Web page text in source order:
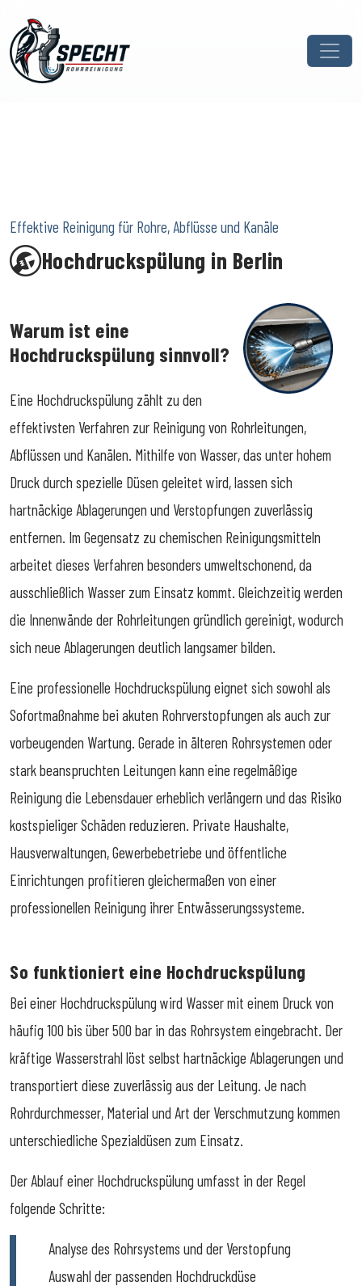
Effektive Reinigung für Rohre, Abflüsse und Kanäle
Hochdruckspülung in Berlin
Warum ist eine
Hochdruckspülung sinnvoll?
Eine Hochdruckspülung zählt zu den
effektivsten Verfahren zur Reinigung von Rohrleitungen,
Abflüssen und Kanälen. Mithilfe von Wasser, das unter hohem
Druck durch spezielle Düsen geleitet wird, lassen sich
hartnäckige Ablagerungen und Verstopfungen zuverlässig
entfernen. Im Gegensatz zu chemischen Reinigungsmitteln
arbeitet dieses Verfahren besonders umweltschonend, da
ausschließlich Wasser zum Einsatz kommt. Gleichzeitig werden
die Innenwände der Rohrleitungen gründlich gereinigt, wodurch
sich neue Ablagerungen deutlich langsamer bilden.
Eine professionelle Hochdruckspülung eignet sich sowohl als
Sofortmaßnahme bei akuten Rohrverstopfungen als auch zur
vorbeugenden Wartung. Gerade in älteren Rohrsystemen oder
stark beanspruchten Leitungen kann eine regelmäßige
Reinigung die Lebensdauer erheblich verlängern und das Risiko
kostspieliger Schäden reduzieren. Private Haushalte,
Hausverwaltungen, Gewerbebetriebe und öffentliche
Einrichtungen profitieren gleichermaßen von einer
professionellen Reinigung ihrer Entwässerungssysteme.
So funktioniert eine Hochdruckspülung
Bei einer Hochdruckspülung wird Wasser mit einem Druck von
häufig 100 bis über 500 bar in das Rohrsystem eingebracht. Der
kräftige Wasserstrahl löst selbst hartnäckige Ablagerungen und
transportiert diese zuverlässig aus der Leitung. Je nach
Rohrdurchmesser, Material und Art der Verschmutzung kommen
unterschiedliche Spezialdüsen zum Einsatz.
Der Ablauf einer Hochdruckspülung umfasst in der Regel
folgende Schritte:
Analyse des Rohrsystems und der Verstopfung
Auswahl der passenden Hochdruckdüse